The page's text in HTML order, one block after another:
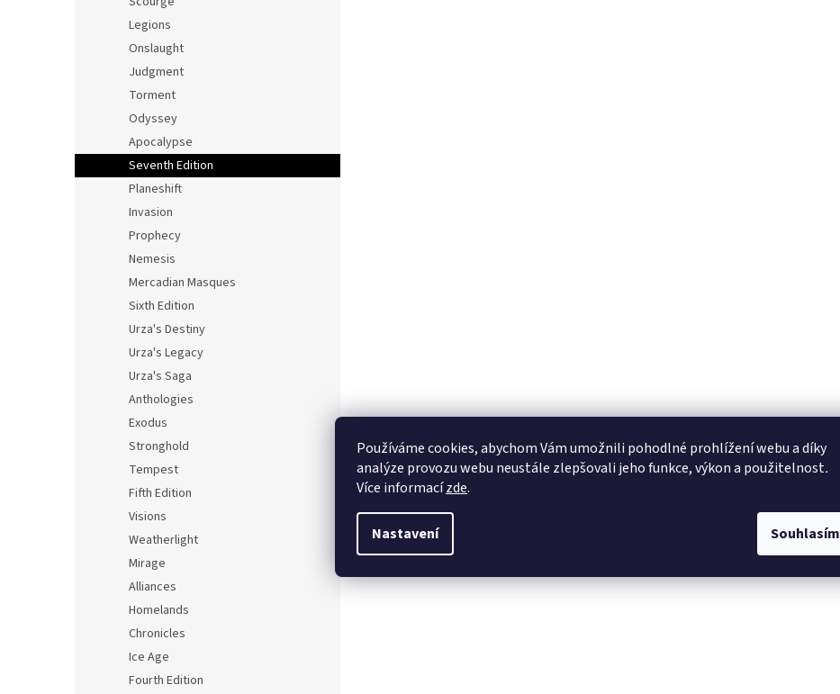
Používáme cookies, abychom Vám umožnili pohodlné prohlížení webu a díky
analýze provozu webu neustále zlepšovali jeho funkce, výkon a použitelnost.
Více informacízde.
Nastavení Souhlasím
Legions
Onslaught
Judgment
Torment
Odyssey
Apocalypse
Seventh Edition
Planeshift
Invasion
Prophecy
Nemesis
Mercadian Masques
Sixth Edition
Urza's Destiny
Urza's Legacy
Urza's Saga
Anthologies
Exodus
Stronghold
Tempest
Fifth Edition
Visions
Weatherlight
Mirage
Alliances
Homelands
Chronicles
Ice Age
Fourth Edition